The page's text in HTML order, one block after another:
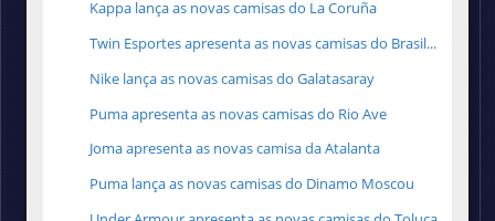
Kappa lança as novas camisas do La Coruña
Twin Esportes apresenta as novas camisas do Brasil...
Nike lança as novas camisas do Galatasaray
Puma apresenta as novas camisas do Rio Ave
Joma apresenta as novas camisa da Atalanta
Puma lança as novas camisas do Dinamo Moscou